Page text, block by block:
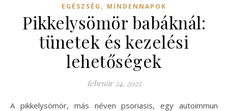
EGÉSZSÉG , MINDENNAPOK
Pikkelysömör babáknál:
tünetek és kezelési
lehetőségek
február 24, 2025
A pikkelysömör, más néven psoriasis, egy autoimmun